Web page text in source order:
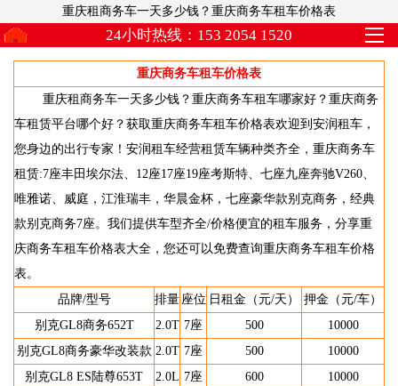
重庆租商务车一天多少钱？重庆商务车租车价格表
24小时热线：153 2054 1520
重庆商务车租车价格表
重庆租商务车一天多少钱？重庆商务车租车哪家好？重庆商务
车租赁平台哪个好？获取重庆商务车租车价格表欢迎到安润租车，
您身边的出行专家！安润租车经营租赁车辆种类齐全，重庆商务车
租赁:7座丰田埃尔法、12座17座19座考斯特、七座九座奔驰V260、
唯雅诺、威庭，江淮瑞丰，华晨金杯，七座豪华款别克商务，经典
款别克商务7座。我们提供车型齐全/价格便宜的租车服务，分享重
庆商务车租车价格表大全，您还可以免费查询重庆商务车租车价格
表。
品牌/型号
排量 座位 日租金（元/天）
押金（元/车）
别克GL8商务652T
2.0T 7座 500
10000
别克GL8商务豪华改装款 2.0T 7座 500
10000
别克GL8 ES陆尊653T
2.0L 7座 600
10000